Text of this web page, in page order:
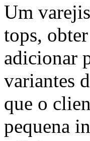
Um
tops,
adicionar
variantes
que o
pequena